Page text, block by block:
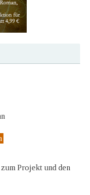
Projekt und den